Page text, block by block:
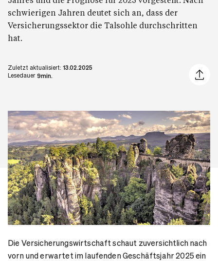
schwierigen Jahren deutet sich an, dass der
Versicherungssektor die Talsohle durchschritten
hat.
Zuletzt aktualisiert: 13.02.2025
Lesedauer 9min.
Artikel
Die Versicherungswirtschaft schaut zuversichtlich nach
vorn und erwartet im laufenden Geschäftsjahr 2025 ein